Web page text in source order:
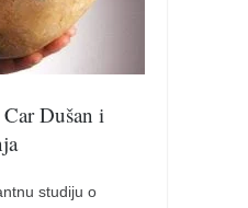
Dušan i
studiju o